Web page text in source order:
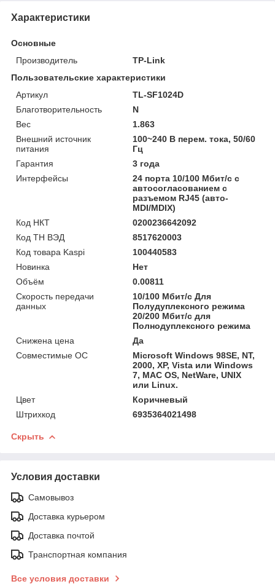
Характеристики
Основные
Производитель
TP-Link
Пользовательские характеристики
Артикул
TL-SF1024D
Благотворительность
N
Вес
1.863
Внешний источник
питания
100~240 В перем. тока, 50/60
Гц
Гарантия
3 года
Интерфейсы
24 порта 10/100 Мбит/с с
автосогласованием с
разъемом RJ45 (авто-
MDI/MDIX)
Код НКТ
0200236642092
Код ТН ВЭД
8517620003
Код товара Kaspi
100440583
Новинка
Нет
Объём
0.00811
Скорость передачи
данных
10/100 Мбит/с Для
Полудуплексного режима
20/200 Мбит/с для
Полнодуплексного режима
Снижена цена
Да
Совместимые ОС
Microsoft Windows 98SE, NT,
2000, XP, Vista или Windows
7, MAC OS, NetWare, UNIX
или Linux.
Цвет
Коричневый
Штрихкод
6935364021498
Скрыть
Условия доставки
Самовывоз
Доставка курьером
Доставка почтой
Транспортная компания
Все условия доставки